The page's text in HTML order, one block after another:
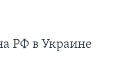
РФ в Украине